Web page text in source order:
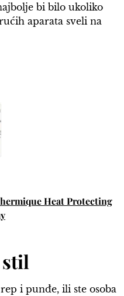
bi bilo ukoliko
aparata sveli na
Heat Protecting
i punđe, ili ste osoba